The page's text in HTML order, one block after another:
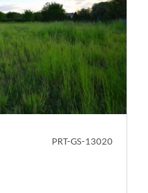
Notatnik
Blog
Opinie
PRT-GS-13020